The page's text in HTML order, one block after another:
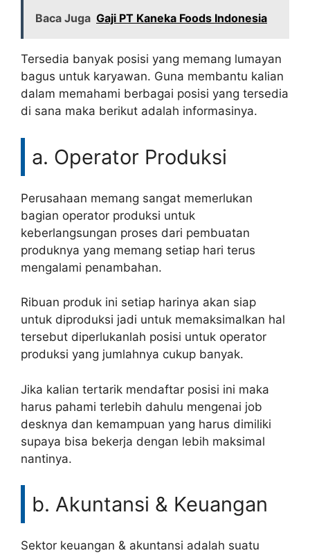
Baca Juga Gaji PT Kaneka Foods Indonesia
Tersedia banyak posisi yang memang lumayan
bagus untuk karyawan. Guna membantu kalian
dalam memahami berbagai posisi yang tersedia
di sana maka berikut adalah informasinya.
a. Operator Produksi
Perusahaan memang sangat memerlukan
bagian operator produksi untuk
keberlangsungan proses dari pembuatan
produknya yang memang setiap hari terus
mengalami penambahan.
Ribuan produk ini setiap harinya akan siap
untuk diproduksi jadi untuk memaksimalkan hal
tersebut diperlukanlah posisi untuk operator
produksi yang jumlahnya cukup banyak.
Jika kalian tertarik mendaftar posisi ini maka
harus pahami terlebih dahulu mengenai job
desknya dan kemampuan yang harus dimiliki
supaya bisa bekerja dengan lebih maksimal
nantinya.
b. Akuntansi & Keuangan
Sektor keuangan & akuntansi adalah suatu